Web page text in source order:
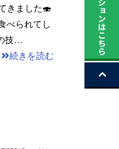
きました🍣
べられてし
技…
続きを読む